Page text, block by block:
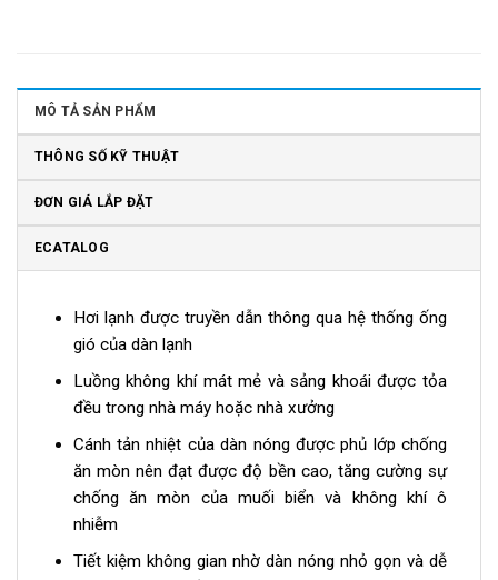
MÔ TẢ SẢN PHẨM
THÔNG SỐ KỸ THUẬT
ĐƠN GIÁ LẮP ĐẶT
ECATALOG
Hơi lạnh được truyền dẫn thông qua hệ thống ống
gió của dàn lạnh
Luồng không khí mát mẻ và sảng khoái được tỏa
đều trong nhà máy hoặc nhà xưởng
Cánh tản nhiệt của dàn nóng được phủ lớp chống
ăn mòn nên đạt được độ bền cao, tăng cường sự
chống ăn mòn của muối biển và không khí ô
nhiễm
Tiết kiệm không gian nhờ dàn nóng nhỏ gọn và dễ